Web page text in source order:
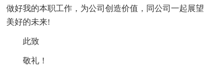
做好我的本职工作，为公司创造价值，同公司一起展望
美好的未来!
此致
敬礼！